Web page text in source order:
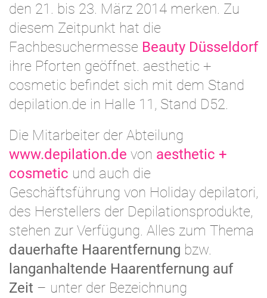
den 21. bis 23. März 2014 merken. Zu
diesem Zeitpunkt hat die
Fachbesuchermesse Beauty Düsseldorf
ihre Pforten geöffnet. aesthetic +
cosmetic befindet sich mit dem Stand
depilation.de in Halle 11, Stand D52.
Die Mitarbeiter der Abteilung
www.depilation.de von aesthetic +
cosmetic und auch die
Geschäftsführung von Holiday depilatori,
des Herstellers der Depilationsprodukte,
stehen zur Verfügung. Alles zum Thema
dauerhafte Haarentfernung bzw.
langanhaltende Haarentfernung auf
Zeit – unter der Bezeichnung